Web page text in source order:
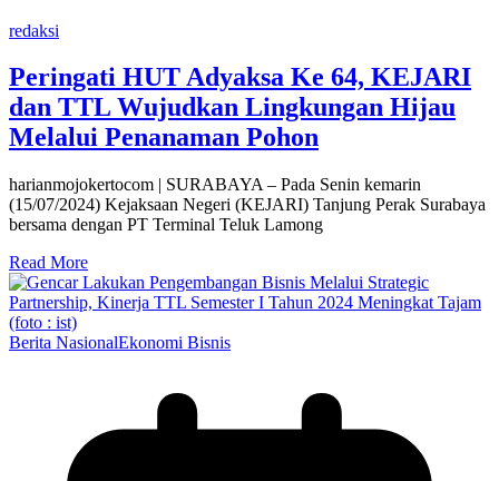
redaksi
Peringati HUT Adyaksa Ke 64, KEJARI
dan TTL Wujudkan Lingkungan Hijau
Melalui Penanaman Pohon
harianmojokertocom | SURABAYA – Pada Senin kemarin
(15/07/2024) Kejaksaan Negeri (KEJARI) Tanjung Perak Surabaya
bersama dengan PT Terminal Teluk Lamong
Read More
Berita NasionalEkonomi Bisnis